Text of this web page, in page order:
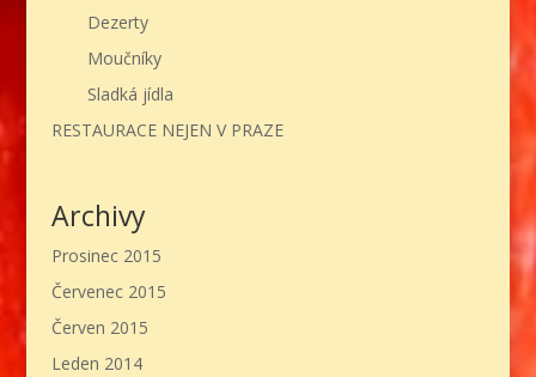
Dezerty
Moučníky
Sladká jídla
RESTAURACE NEJEN V PRAZE
Archivy
Prosinec 2015
Červenec 2015
Červen 2015
Leden 2014